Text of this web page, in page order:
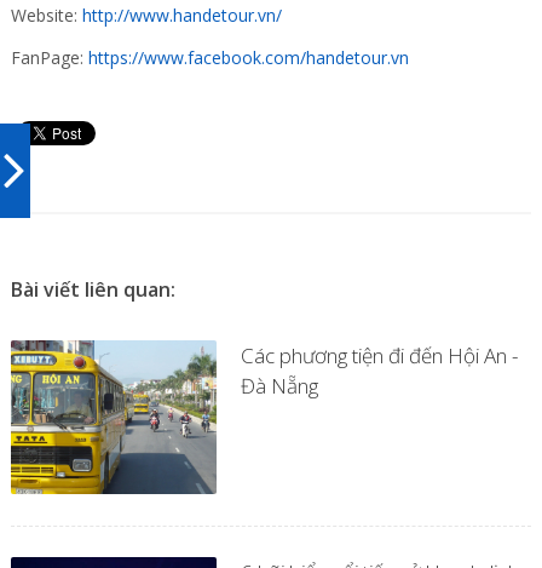
Website: http://www.handetour.vn/
FanPage: https://www.facebook.com/handetour.vn
Bài viết liên quan:
Các phương tiện đi đến Hội An -
Đà Nẵng